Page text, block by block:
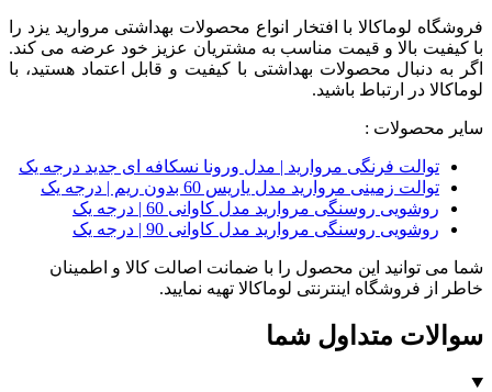
فروشگاه لوماکالا با افتخار انواع محصولات بهداشتی مروارید یزد را
با کیفیت بالا و قیمت مناسب به مشتریان عزیز خود عرضه می کند.
اگر به دنبال محصولات بهداشتی با کیفیت و قابل اعتماد هستید، با
لوماکالا در ارتباط باشید.
سایر محصولات :
توالت فرنگی مروارید | مدل ورونا نسکافه ای جدید درجه یک
توالت زمینی مروارید مدل یاریس 60 بدون ریم | درجه یک
روشویی روسنگی مروارید مدل کاوانی 60 | درجه یک
روشویی روسنگی مروارید مدل کاوانی 90 | درجه یک
شما می توانید این محصول را با ضمانت اصالت کالا و اطمینان
خاطر از فروشگاه اینترنتی لوماکالا تهیه نمایید.
سوالات متداول شما